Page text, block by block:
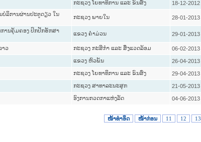
ກະຊວງ ໂຍທາທິການ ແລະ ຂົນສົ່ງ 18-12-2012
ບໍລິການຜ່ານປະຕູດຽວ ໃນ
ກະຊວງ ພາຍໃນ 28-01-2013
ການຄຸ້ມຄອງ ປົກປັກຮັກສາ
ແຂວງ ຄໍາມ່ວນ 29-01-2013
າວ ກະຊວງ ກະສິກຳ ແລະ ສິ່ງແວດລ້ອມ 06-02-2013
ແຂວງ ຫົວພັນ 26-04-2013
ກະຊວງ ໂຍທາທິການ ແລະ ຂົນສົ່ງ 29-04-2013
ກະຊວງ ສາທາລະນະສຸກ 21-05-2013
ອົງການກວດກາແຫ່ງລັດ 04-06-2013
ໜ້າທໍາອິດ ໜ້າກ່ອນ 11 12 13